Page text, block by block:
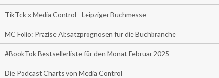
TikTok x Media Control - Leipziger Buchmesse
MC Folio: Präzise Absatzprognosen für die Buchbranche
#BookTok Bestsellerliste für den Monat Februar 2025
Die Podcast Charts von Media Control